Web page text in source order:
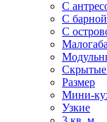
С
С
С
Скрытые
Размер
Мини-
Узкие